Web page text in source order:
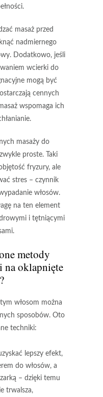
masaż przed
nadmiernego
Dodatkowo, jeśli
wcierki do
mogą być
cennych
wspomaga ich
masaży do
proste. Taki
fryzury, ale
stres – czynnik
włosów.
na ten element
i tętniącymi
metody
na oklapnięte
włosom można
sposobów. Oto
techniki:
lepszy efekt,
do włosów, a
– dzięki temu
trwalsza,